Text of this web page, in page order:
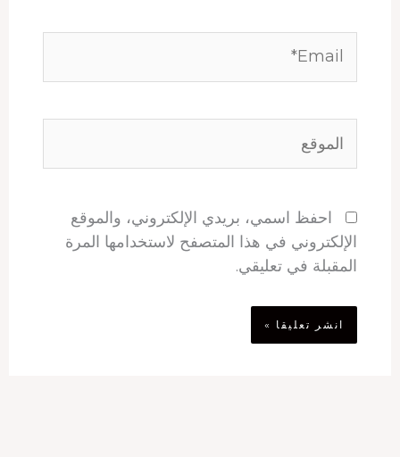
احفظ اسمي، بريدي الإلكتروني، والموقع
الإلكتروني في هذا المتصفح لاستخدامها المرة
المقبلة في تعليقي.